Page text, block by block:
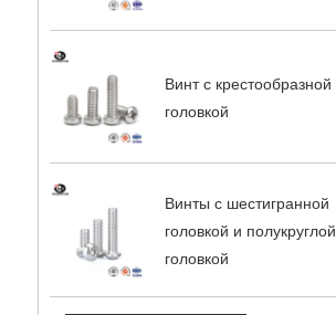
Винт с крестообразной
головкой
Винты с шестигранной
головкой и полукруглой
головкой